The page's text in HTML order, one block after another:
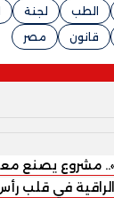
الطب لجنة
قانون مصر
مشروع يصنع
الراقية في قلب